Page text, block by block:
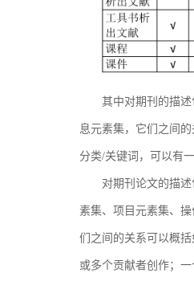
其中对期刊的描
息元素集，它们之间
分类/关键词，可以有
对期刊论文的描
素集、项目元素集、
们之间的关系可以概
或多个贡献者创作；